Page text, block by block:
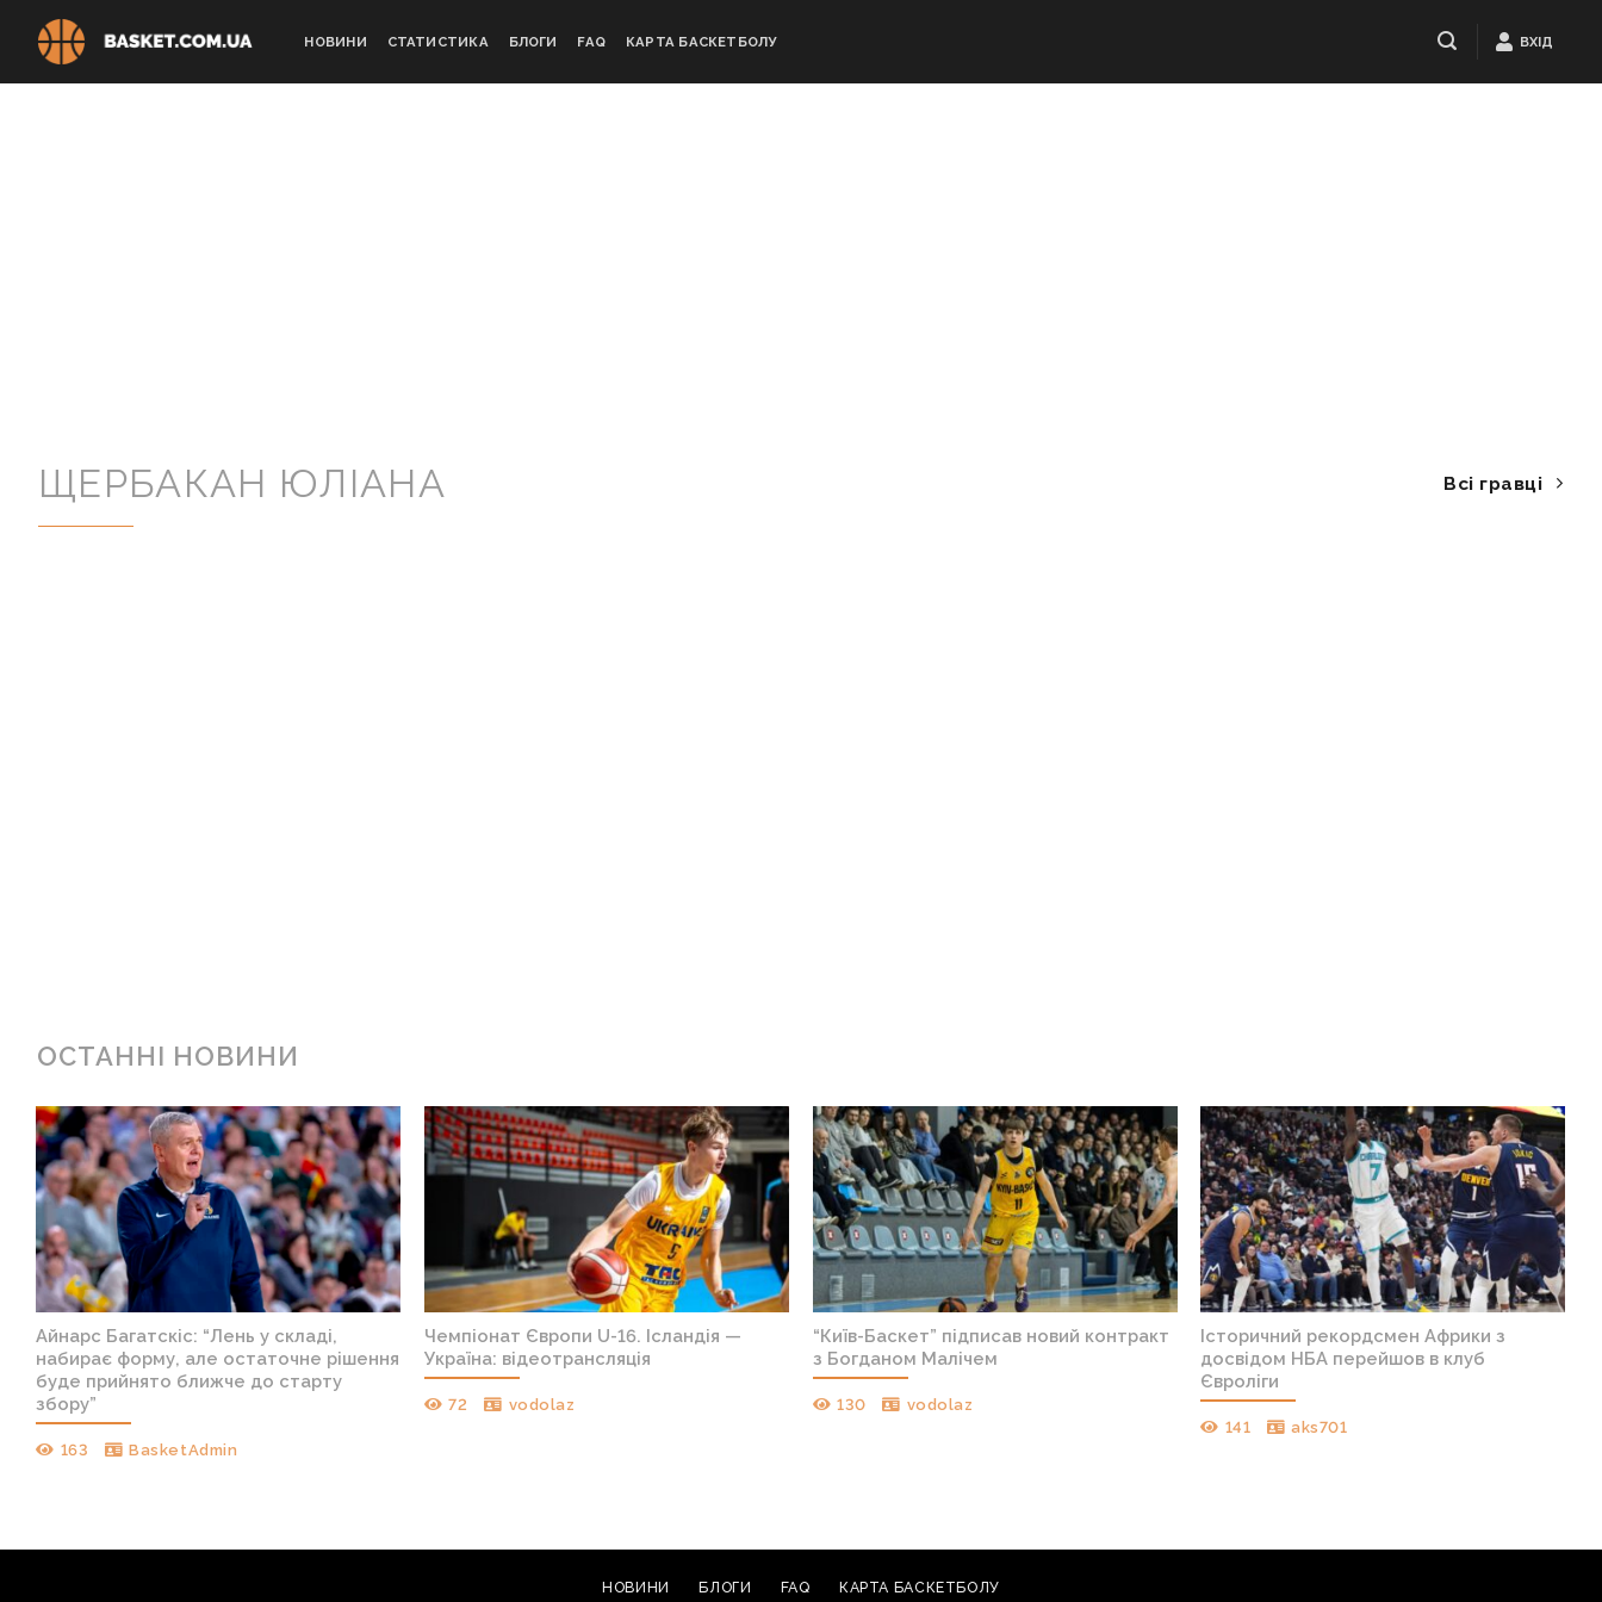
НОВИНИ СТАТИСТИКА БЛОГИ FAQ КАРТА БАСКЕТБОЛУ ВХІД
ЩЕРБАКАН ЮЛІАНА Всі гравці
ОСТАННІ НОВИНИ
Айнарс Багатскіс: “Лень у складі,
набирає форму, але остаточне рішення
буде прийнято ближче до старту
збору”
163 BasketAdmin
Чемпіонат Європи U-16. Ісландія —
Україна: відеотрансляція
72 vodolaz
“Київ-Баскет” підписав новий контракт
з Богданом Малічем
130 vodolaz
Історичний рекордсмен Африки з
досвідом НБА перейшов в клуб
Євроліги
141 aks701
НОВИНИ БЛОГИ FAQ КАРТА БАСКЕТБОЛУ